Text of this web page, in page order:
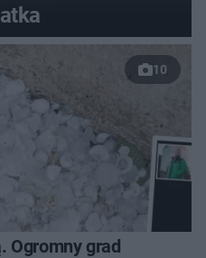
10
Ogromny grad